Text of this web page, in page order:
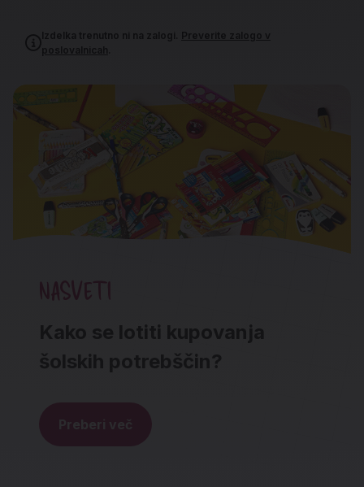
Izdelka trenutno ni na zalogi. Preverite zalogo v
poslovalnicah
NASVETI
Kako se lotiti kupovanja
šolskih potrebščin?